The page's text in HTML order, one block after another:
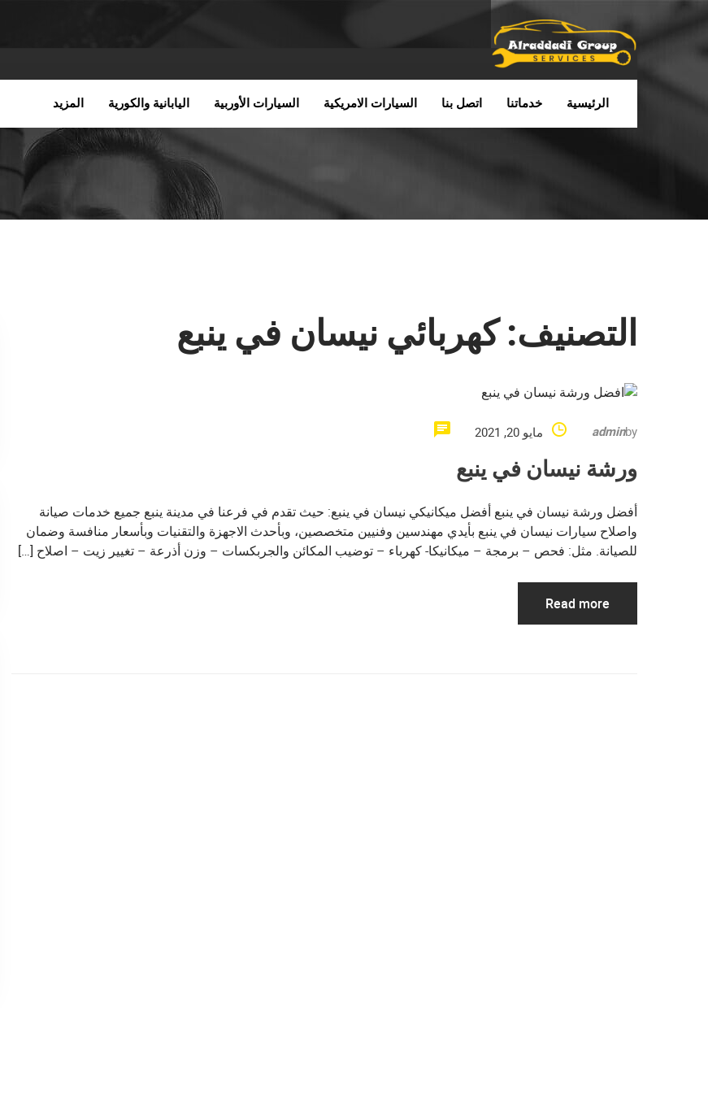
الرئيسية خدماتنا اتصل بنا السيارات الامريكية السيارات الأوربية اليابانية والكورية المزيد
التصنيف: كهربائي نيسان في ينبع
by
admin مايو 20, 2021
ورشة نيسان في ينبع
أفضل ورشة نيسان في ينبع أفضل ميكانيكي نيسان في ينبع: حيث تقدم في فرعنا في مدينة ينبع جميع خدمات صيانة
واصلاح سيارات نيسان في ينبع بأيدي مهندسين وفنيين متخصصين، وبأحدث الاجهزة والتقنيات وبأسعار منافسة وضمان
للصيانة. مثل: فحص – برمجة – ميكانيكا- كهرباء – توضيب المكائن والجربكسات – وزن أذرعة – تغيير زيت – اصلاح […]
Read more